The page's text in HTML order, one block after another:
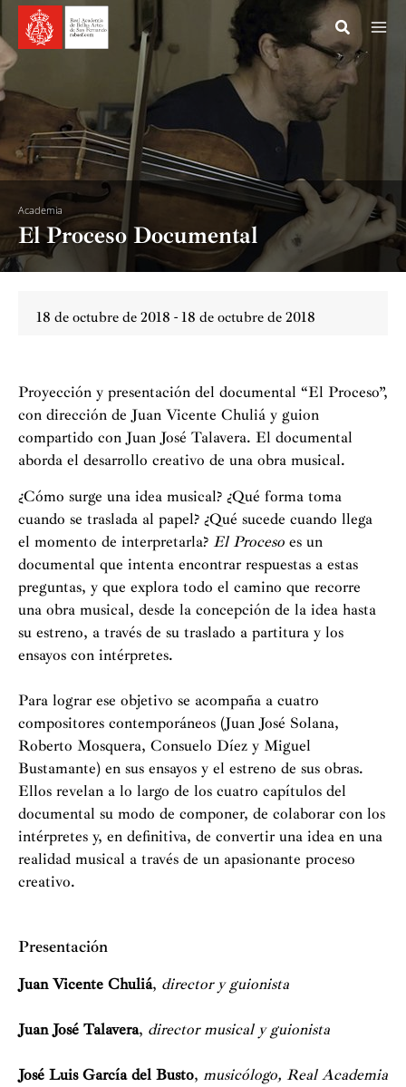
al
contenido
Academia
El Proceso Documental
18 de octubre de 2018 - 18 de octubre de 2018
Proyección y presentación del documental “El Proceso”,
con dirección de Juan Vicente Chuliá y guion
compartido con Juan José Talavera. El documental
aborda el desarrollo creativo de una obra musical.
¿Cómo surge una idea musical? ¿Qué forma toma
cuando se traslada al papel? ¿Qué sucede cuando llega
el momento de interpretarla? El Proceso es un
documental que intenta encontrar respuestas a estas
preguntas, y que explora todo el camino que recorre
una obra musical, desde la concepción de la idea hasta
su estreno, a través de su traslado a partitura y los
ensayos con intérpretes.
Para lograr ese objetivo se acompaña a cuatro
compositores contemporáneos (Juan José Solana,
Roberto Mosquera, Consuelo Díez y Miguel
Bustamante) en sus ensayos y el estreno de sus obras.
Ellos revelan a lo largo de los cuatro capítulos del
documental su modo de componer, de colaborar con los
intérpretes y, en definitiva, de convertir una idea en una
realidad musical a través de un apasionante proceso
creativo.
Presentación
Juan Vicente Chuliá, director y guionista
Juan José Talavera, director musical y guionista
José Luis García del Busto, musicólogo, Real Academia